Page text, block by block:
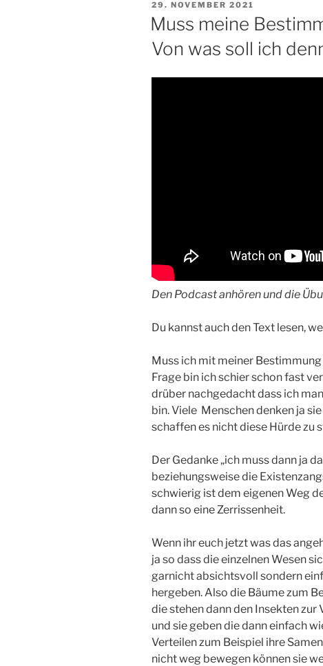
VERÖFFENTLICHT
AM
29. NOVEMBER 2021
Muss meine
Von was soll ich
Den Podcast anhören und die
Du kannst auch den Text lesen,
Muss ich mit meiner
Frage bin ich schier schon fast
drüber nachgedacht dass ich
bin. Viele Menschen denken ja
schaffen es nicht diese Hürde zu
Der Gedanke „ich muss dann ja
beziehungsweise die
schwierig ist dem eigenen Weg
dann so eine Zerrissenheit.
Wenn ihr euch jetzt was das
ja so dass die einzelnen Wesen
garnicht absichtsvoll sondern
hergeben. Also die Bäume zum
die stehen dann den Insekten zur
und sie geben die dann einfach
Verteilen zum Beispiel ihre
nicht weg bewegen können sie